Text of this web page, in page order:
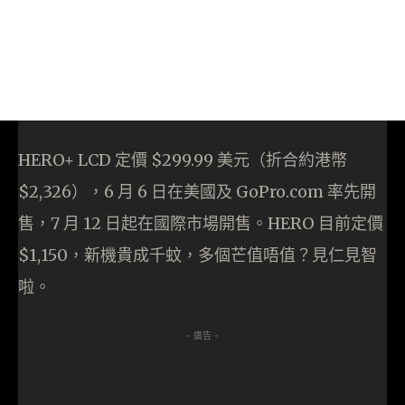
HERO+ LCD 定價 $299.99 美元（折合約港幣
$2,326），6 月 6 日在美國及 GoPro.com 率先開
售，7 月 12 日起在國際市場開售。HERO 目前定價
$1,150，新機貴成千蚊，多個芒值唔值？見仁見智
啦。
- 廣告 -